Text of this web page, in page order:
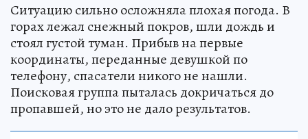
Ситуацию сильно осложняла плохая погода. В
горах лежал снежный покров, шли дождь и
стоял густой туман. Прибыв на первые
координаты, переданные девушкой по
телефону, спасатели никого не нашли.
Поисковая группа пыталась докричаться до
пропавшей, но это не дало результатов.